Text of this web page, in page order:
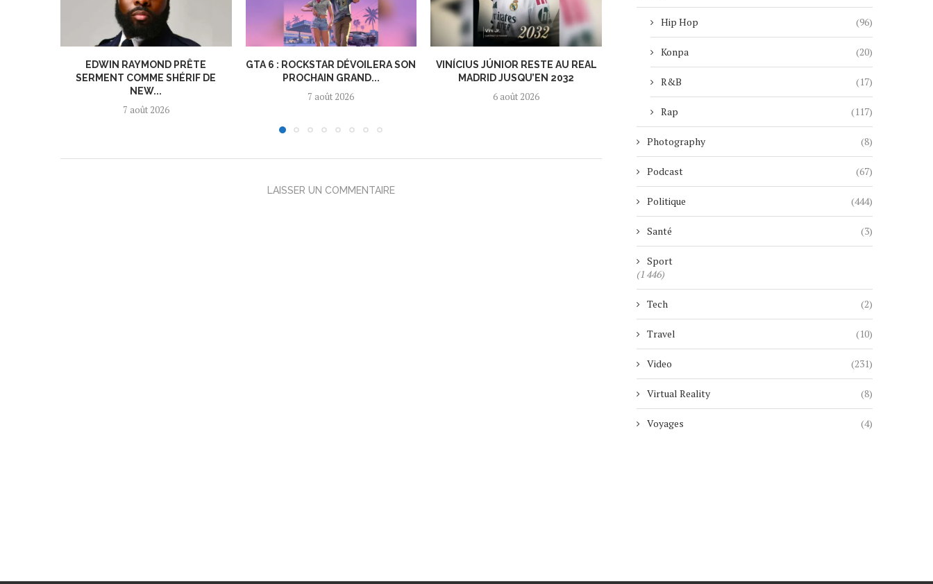
EDWIN RAYMOND PRÊTE
SERMENT COMME SHÉRIF DE
NEW...
7 août 2026
GTA 6 : ROCKSTAR DÉVOILERA SON
PROCHAIN GRAND...
7 août 2026
VINÍCIUS JÚNIOR RESTE AU REAL
MADRID JUSQU’EN 2032
6 août 2026
HONOR LANCERA SON ROBOT
PHONE LE 12 AOÛT
4 août 2026
APRÈS MICHAEL JACKSON,
JACKSON PASSE À
4 août 2026
LAISSER UN COMMENTAIRE
Hip Hop (96)
Konpa (20)
R&B (17)
Rap (117)
Photography (8)
Podcast (67)
Politique (444)
Santé (3)
Sport
(1 446)
Tech (2)
Travel (10)
Video (231)
Virtual Reality (8)
Voyages (4)